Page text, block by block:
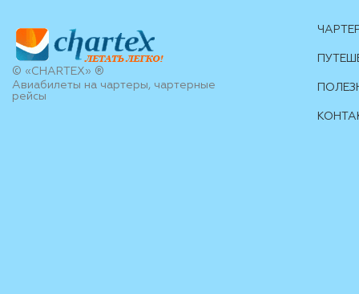
© «CHARTEX» ®
Авиабилеты на чартеры, чартерные
рейсы